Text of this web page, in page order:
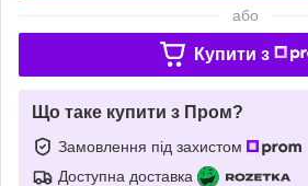
або
Купити з
Що таке купити з Пром?
Замовлення під захистом
Доступна доставка